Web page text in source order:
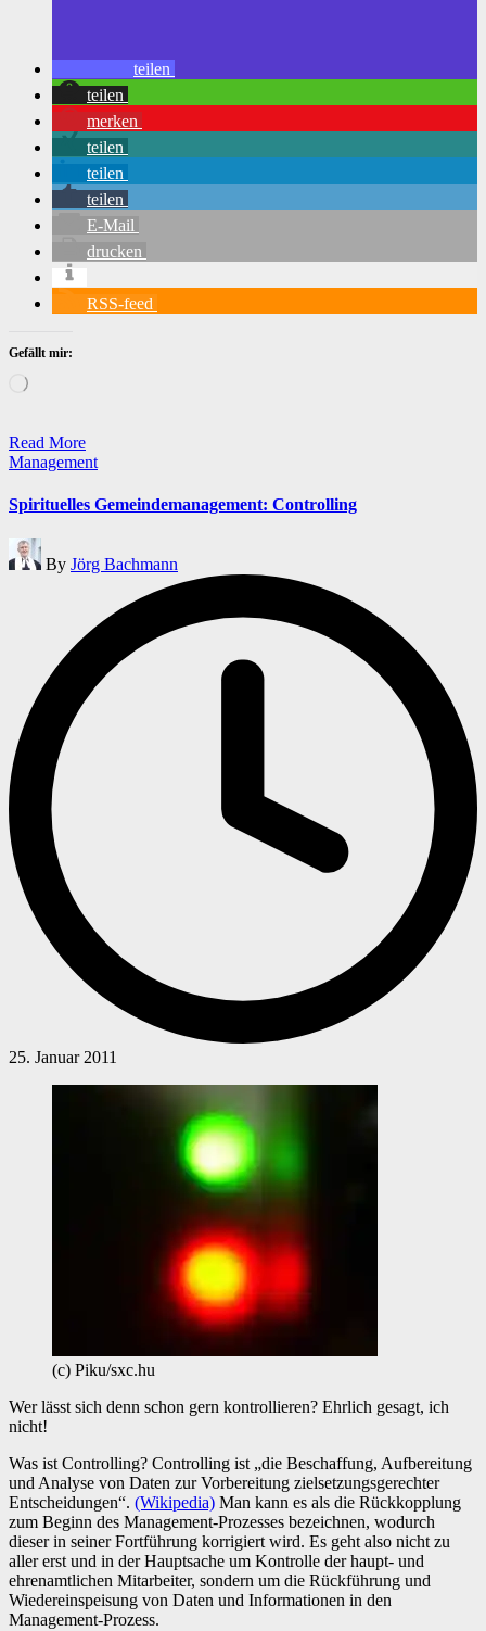
teilen
teilen
merken
teilen
teilen
teilen
E-Mail
drucken
RSS-feed
Gefällt mir:
Wird
Read More
Posted
Management
Spirituelles Gemeindemanagement: Controlling
Posted
by
By Jörg Bachmann
25. Januar 2011
(c) Piku/sxc.hu
Wer lässt sich denn schon gern kontrollieren? Ehrlich gesagt, ich
nicht!
Was ist Controlling? Controlling ist „die Beschaffung, Aufbereitung
und Analyse von Daten zur Vorbereitung zielsetzungsgerechter
Entscheidungen“. (Wikipedia) Man kann es als die Rückkopplung
zum Beginn des Management-Prozesses bezeichnen, wodurch
dieser in seiner Fortführung korrigiert wird. Es geht also nicht zu
aller erst und in der Hauptsache um Kontrolle der haupt- und
ehrenamtlichen Mitarbeiter, sondern um die Rückführung und
Wiedereinspeisung von Daten und Informationen in den
Management-Prozess.